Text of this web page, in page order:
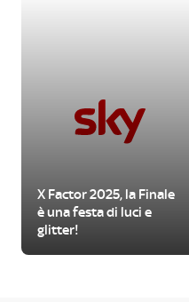
X Factor 2025, la Finale
è una festa di luci e
glitter!